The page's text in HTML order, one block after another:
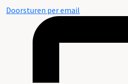
Doorsturen per email